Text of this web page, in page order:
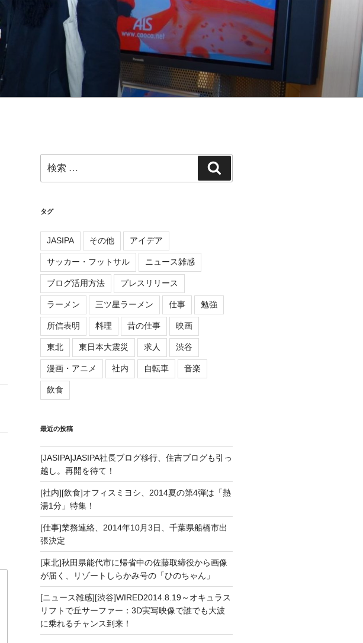
索:
索
タグ
JASIPA その他 アイデア
サッカー・フットサル ニュース雑感
ブログ活用方法 プレスリリース
ラーメン 三ツ星ラーメン 仕事 勉強
所信表明 料理 昔の仕事 映画
東北 東日本大震災 求人 渋谷
漫画・アニメ 社内 自転車 音楽
飲食
最近の投稿
[JASIPA]JASIPA社長ブログ移行、住吉ブログも引っ
越し。再開を待て！
[社内][飲食]オフィスミヨシ、2014夏の第4弾は「熱
湯1分」特集！
[仕事]業務連絡、2014年10月3日、千葉県船橋市出
張決定
[東北]秋田県能代市に帰省中の佐藤取締役から画像
が届く、リゾートしらかみ号の「ひのちゃん」
[ニュース雑感][渋谷]WIRED2014.8.19～オキュラス
リフトで丘サーファー：3D実写映像で誰でも大波
に乗れるチャンス到来！